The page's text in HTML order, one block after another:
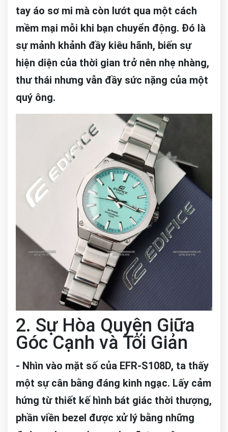
tay áo sơ mi mà còn lướt qua một cách
mềm mại mỗi khi bạn chuyển động. Đó là
sự mảnh khảnh đầy kiêu hãnh, biến sự
hiện diện của thời gian trở nên nhẹ nhàng,
thư thái nhưng vẫn đầy sức nặng của một
quý ông.
2. Sự Hòa Quyện Giữa
Góc Cạnh và Tối Giản
- Nhìn vào mặt số của EFR-S108D, ta thấy
một sự cân bằng đáng kinh ngạc. Lấy cảm
hứng từ thiết kế hình bát giác thời thượng,
phần viền bezel được xử lý bằng những